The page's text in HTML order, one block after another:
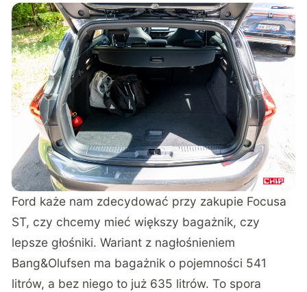
Ford każe nam zdecydować przy zakupie Focusa
ST, czy chcemy mieć większy bagażnik, czy
lepsze głośniki. Wariant z nagłośnieniem
Bang&Olufsen ma bagażnik o pojemności 541
litrów, a bez niego to już 635 litrów. To spora